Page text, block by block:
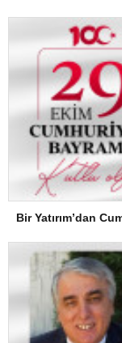
Bir Yatırım’dan